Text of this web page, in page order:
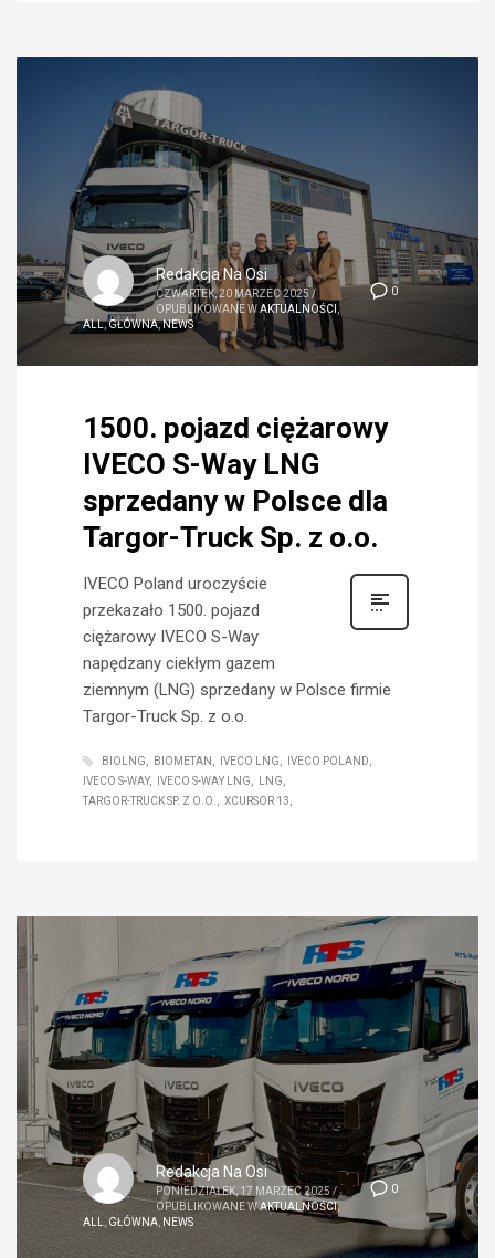
0
Redakcja Na Osi
CZWARTEK, 20 MARZEC 2025 /
OPUBLIKOWANE WAKTUALNOŚCI
ALL,GŁÓWNA,NEWS
1500. pojazd ciężarowy
IVECO S-Way LNG
sprzedany w Polsce dla
Targor-Truck Sp. z o.o.
IVECO Poland uroczyście
przekazało 1500. pojazd
ciężarowy IVECO S-Way
napędzany ciekłym gazem
ziemnym (LNG) sprzedany w Polsce firmie
Targor-Truck Sp. z o.o.
BIOLNG BIOMETAN IVECO LNG
IVECO POLAND
IVECO S-WAY
IVECO S-WAY LNG
LNG
TARGOR-TRUCK SP. Z O.O.
XCURSOR 13
0
Redakcja Na Osi
PONIEDZIAŁEK, 17 MARZEC 2025 /
OPUBLIKOWANE WAKTUALNOŚCI,
ALL
GŁÓWNA NEWS